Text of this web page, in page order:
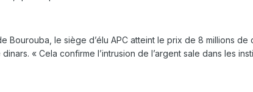
Bourouba, le siège d’élu APC atteint le prix de 8 millions
« Cela confirme l’intrusion de l’argent sale dans les